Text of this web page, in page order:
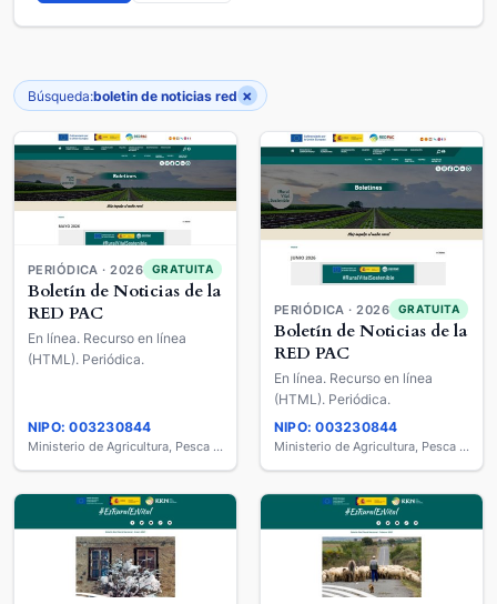
Búsqueda:boletin de noticias red ×
PERIÓDICA · 2026 GRATUITA
Boletín de Noticias de la
RED PAC
En línea. Recurso en línea
(HTML). Periódica.
NIPO: 003230844
Ministerio de Agricultura, Pesca y Alimentación
PERIÓDICA · 2026 GRATUITA
Boletín de Noticias de la
RED PAC
En línea. Recurso en línea
(HTML). Periódica.
NIPO: 003230844
Ministerio de Agricultura, Pesca y Alimentación